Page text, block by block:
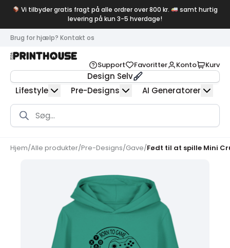
Vi tilbyder gratis fragt på alle ordrer over 800 kr.
samt hurtig
levering på kun 3-5 hverdage!
Brug for hjælp? Kontakt os
Support Favoritter Konto Kurv
Design Selv
Lifestyle
Pre-Designs AI Generatorer
Products
search
Hjem/Alle produkter/Pre-Designs/Gave/Født til at spille Mini